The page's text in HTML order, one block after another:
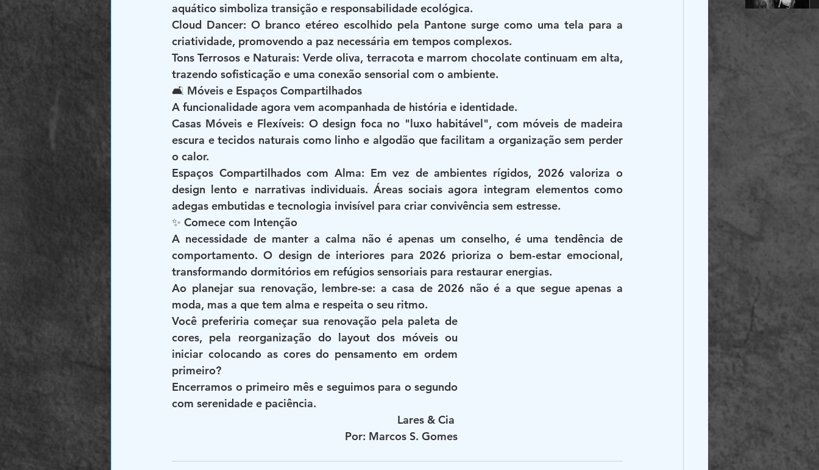
aquático simboliza transição e responsabilidade ecológica.
Cloud Dancer: O branco etéreo escolhido pela Pantone surge como uma tela para a
criatividade, promovendo a paz necessária em tempos complexos.
Tons Terrosos e Naturais: Verde oliva, terracota e marrom chocolate continuam em alta,
trazendo sofisticação e uma conexão sensorial com o ambiente.
🛋 Móveis e Espaços Compartilhados
A funcionalidade agora vem acompanhada de história e identidade.
Casas Móveis e Flexíveis: O design foca no "luxo habitável", com móveis de madeira
escura e tecidos naturais como linho e algodão que facilitam a organização sem perder
o calor.
Espaços Compartilhados com Alma: Em vez de ambientes rígidos, 2026 valoriza o
design lento e narrativas individuais. Áreas sociais agora integram elementos como
adegas embutidas e tecnologia invisível para criar convivência sem estresse.
✨ Comece com Intenção
A necessidade de manter a calma não é apenas um conselho, é uma tendência de
comportamento. O design de interiores para 2026 prioriza o bem-estar emocional,
transformando dormitórios em refúgios sensoriais para restaurar energias.
Ao planejar sua renovação, lembre-se: a casa de 2026 não é a que segue apenas a
moda, mas a que tem alma e respeita o seu ritmo.
Você preferiria começar sua renovação pela paleta de
cores, pela reorganização do layout dos móveis ou
iniciar colocando as cores do pensamento em ordem
primeiro?
Encerramos o primeiro mês e seguimos para o segundo
com serenidade e paciência.
Lares & Cia
Por: Marcos S. Gomes